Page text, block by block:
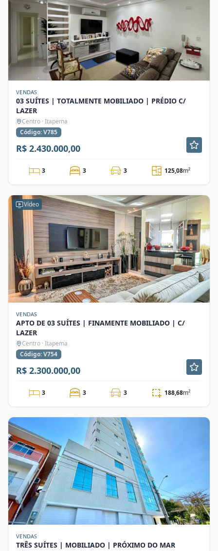
VENDAS
03 SUÍTES | TOTALMENTE MOBILIADO | PRÉDIO C/
LAZER
Centro · Itapema
Código: V785
R$ 2.430.000,00
3 3 3 125,08m²
Vídeo
VENDAS
APTO DE 03 SUÍTES | FINAMENTE MOBILIADO | C/
LAZER
Centro · Itapema
Código: V754
R$ 2.300.000,00
3 3 3 188,68m²
VENDAS
TRÊS SUÍTES | MOBILIADO | PRÓXIMO DO MAR